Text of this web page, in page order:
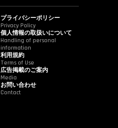
プライバシーポリシー
Privacy Policy
個人情報の取扱いについて
Handling of personal
information
利用規約
Terms of Use
広告掲載のご案内
Media
お問い合わせ
Contact